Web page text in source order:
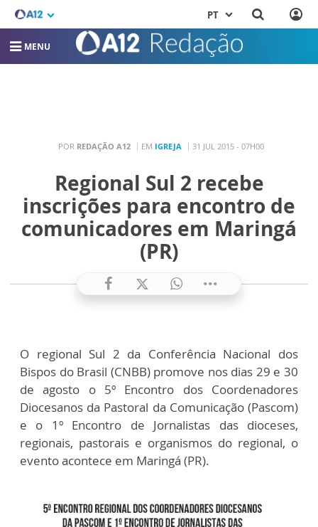
PT
MENU
POR REDAÇÃO A12 EM IGREJA 31 JUL 2015 - 07H00
Regional Sul 2 recebe
inscrições para encontro de
comunicadores em Maringá
(PR)
O regional Sul 2 da Conferência Nacional dos
Bispos do Brasil (CNBB) promove nos dias 29 e 30
de agosto o 5º Encontro dos Coordenadores
Diocesanos da Pastoral da Comunicação (Pascom)
e o 1º Encontro de Jornalistas das dioceses,
regionais, pastorais e organismos do regional, o
evento acontece em Maringá (PR).